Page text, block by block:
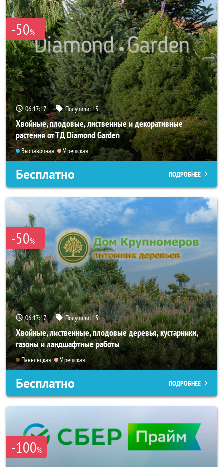
-50%
06:17:15 Получили:15
Хвойные, плодовые, лиственные и декоративные
растения от ТД Diamond Garden
Выставочная Угрешская
Бесплатно ПОДРОБНЕЕ
-50%
06:17:15 Получили:15
Хвойные, лиственные, плодовые деревья, кустарники,
газоны и ландшафтные работы
Павелецкая Угрешская
Бесплатно ПОДРОБНЕЕ
-100%